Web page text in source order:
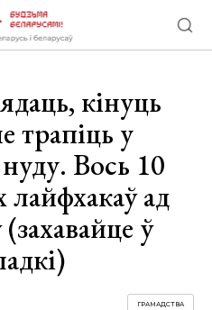
кінуць
трапіць у
Вось 10
ад
ў
ГРАМАДСТВА